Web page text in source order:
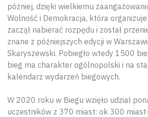
później, dzięki wielkiemu
Wolność i Demokracja, która
zaczął nabierać rozpędu i został
znane z późniejszych edycji w
Skaryszewski. Pobiegło wtedy 1500
bieg ma charakter ogólnopolski i na
kalendarz wydarzeń biegowych.
W 2020 roku w Biegu wzięło udział
uczestników z 370 miast: ok 300